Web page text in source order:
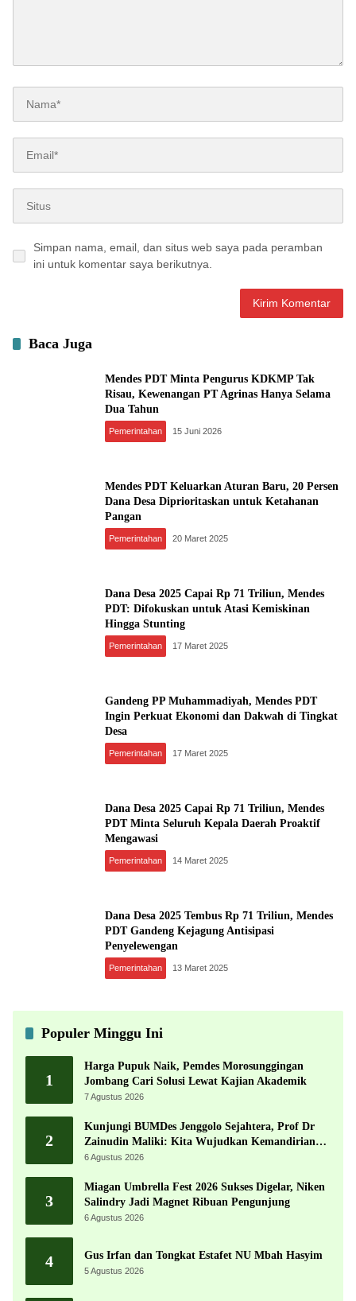
Simpan nama, email, dan situs web saya pada peramban
ini untuk komentar saya berikutnya.
Baca Juga
Mendes PDT Minta Pengurus KDKMP Tak
Risau, Kewenangan PT Agrinas Hanya Selama
Dua Tahun
Pemerintahan 15 Juni 2026
Mendes PDT Keluarkan Aturan Baru, 20 Persen
Dana Desa Diprioritaskan untuk Ketahanan
Pangan
Pemerintahan 20 Maret 2025
Dana Desa 2025 Capai Rp 71 Triliun, Mendes
PDT: Difokuskan untuk Atasi Kemiskinan
Hingga Stunting
Pemerintahan 17 Maret 2025
Gandeng PP Muhammadiyah, Mendes PDT
Ingin Perkuat Ekonomi dan Dakwah di Tingkat
Desa
Pemerintahan 17 Maret 2025
Dana Desa 2025 Capai Rp 71 Triliun, Mendes
PDT Minta Seluruh Kepala Daerah Proaktif
Mengawasi
Pemerintahan 14 Maret 2025
Dana Desa 2025 Tembus Rp 71 Triliun, Mendes
PDT Gandeng Kejagung Antisipasi
Penyelewengan
Pemerintahan 13 Maret 2025
Populer Minggu Ini
1
Harga Pupuk Naik, Pemdes Morosunggingan
Jombang Cari Solusi Lewat Kajian Akademik
7 Agustus 2026
2
Kunjungi BUMDes Jenggolo Sejahtera, Prof Dr
Zainudin Maliki: Kita Wujudkan Kemandirian
Ekonomi dengan Potensi Desa
6 Agustus 2026
3
Miagan Umbrella Fest 2026 Sukses Digelar, Niken
Salindry Jadi Magnet Ribuan Pengunjung
6 Agustus 2026
4 Gus Irfan dan Tongkat Estafet NU Mbah Hasyim
5 Agustus 2026